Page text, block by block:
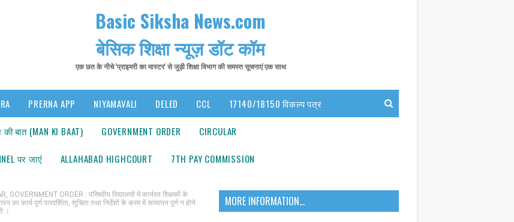
Basic Siksha News.com
बेसिक शिक्षा न्यूज़ डॉट कॉम
एक छत के नीचे 'प्राइमरी का मास्टर' से जुड़ी शिक्षा विभाग की समस्त सूचनाएं एक साथ
PRERNA APP NIYAMAVALI DELED CCL 17140/18150 विकल्प पत्र
बात (MAN KI BAAT) GOVERNMENT ORDER CIRCULAR
पर जाएंं ALLAHABAD HIGHCOURT 7TH PAY COMMISSION
GOVERNMENT ORDER : परिषदीय विद्यालयों में कार्यरत शिक्षकों के
कार्य पूर्ण पारदर्शिता, शुचिता तथा निर्देशों के क्रम में सत्यापन पूर्ण न होने
।
MORE INFORMATION...